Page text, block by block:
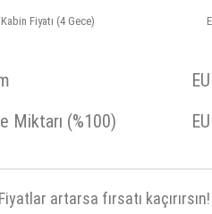
Fiyatı (4 Gece)
Miktarı (%100)
Fiyatlar artarsa fırsatı kaçırırsın!